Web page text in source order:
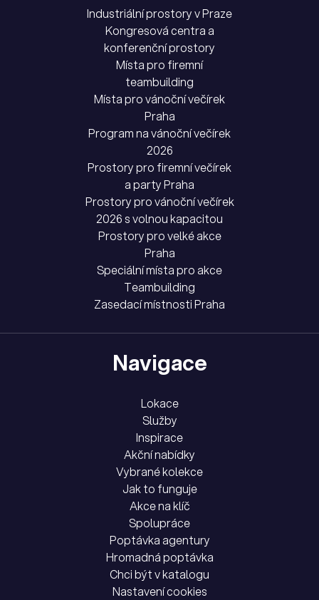
Industriální prostory v Praze
Kongresová centra a
konferenční prostory
Místa pro firemní
teambuilding
Místa pro vánoční večírek
Praha
Program na vánoční večírek
2026
Prostory pro firemní večírek
a party Praha
Prostory pro vánoční večírek
2026 s volnou kapacitou
Prostory pro velké akce
Praha
Speciální místa pro akce
Teambuilding
Zasedací místnosti Praha
Navigace
Lokace
Služby
Inspirace
Akční nabídky
Vybrané kolekce
Jak to funguje
Akce na klíč
Spolupráce
Poptávka agentury
Hromadná poptávka
Chci být v katalogu
Nastavení cookies